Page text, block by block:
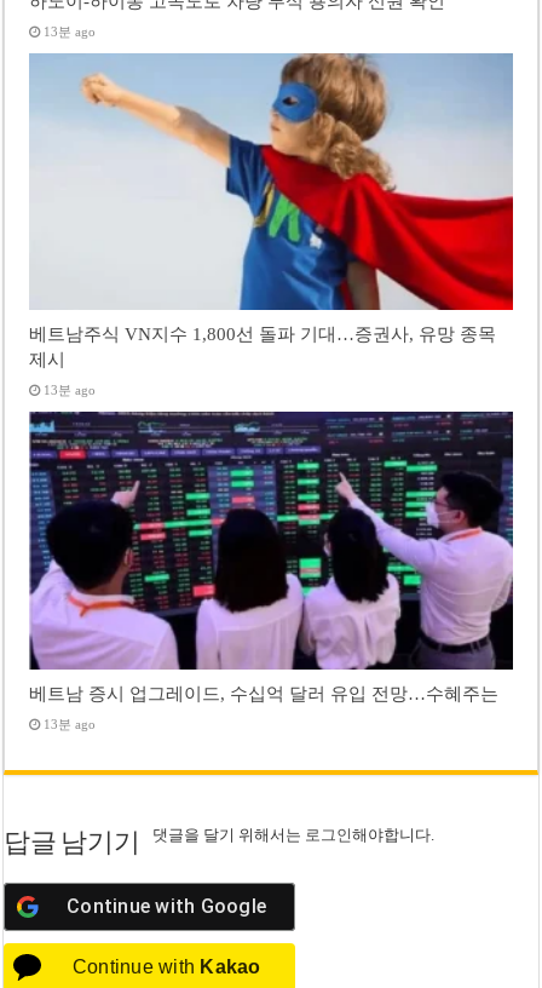
13분 ago
베트남주식 VN지수 1,800선 돌파 기대…증권사, 유망 종목
제시
13분 ago
베트남 증시 업그레이드, 수십억 달러 유입 전망…수혜주는
13분 ago
답글 남기기 댓글을 달기 위해서는 로그인해야합니다.
Continue with Google
Continue with Kakao